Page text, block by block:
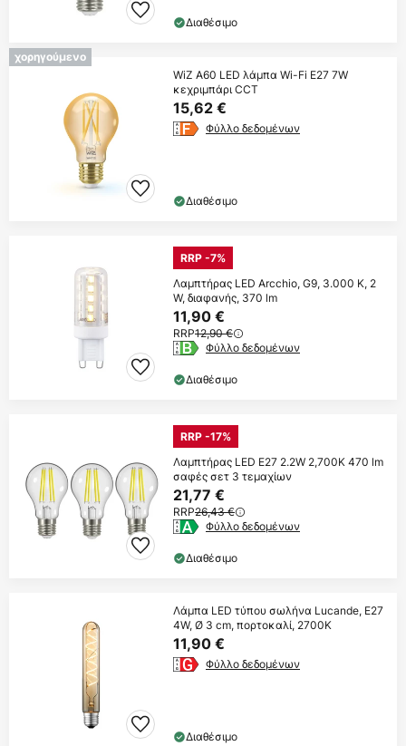
Διαθέσιμο
χορηγούμενο
WiZ A60 LED λάμπα Wi-Fi E27 7W
κεχριμπάρι CCT
15,62 €
Φύλλο δεδομένων
Διαθέσιμο
RRP -7%
Λαμπτήρας LED Arcchio, G9, 3.000 K, 2
W, διαφανής, 370 lm
11,90 €
RRP12,90 €
Φύλλο δεδομένων
Διαθέσιμο
RRP -17%
Λαμπτήρας LED E27 2.2W 2,700K 470 lm
σαφές σετ 3 τεμαχίων
21,77 €
RRP26,43 €
Φύλλο δεδομένων
Διαθέσιμο
Λάμπα LED τύπου σωλήνα Lucande, E27
4W, Ø 3 cm, πορτοκαλί, 2700K
11,90 €
Φύλλο δεδομένων
Διαθέσιμο